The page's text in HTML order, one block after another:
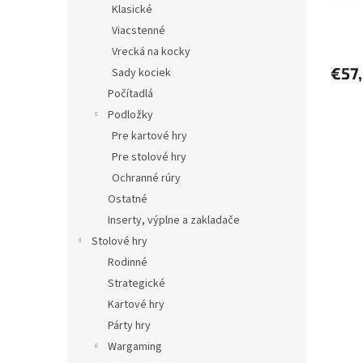
Klasické
Viacstenné
Vrecká na kocky
Sady kociek
Počítadlá
Podložky
Pre kartové hry
Pre stolové hry
Ochranné rúry
Ostatné
Inserty, výplne a zakladače
Stolové hry
Rodinné
Strategické
Kartové hry
Párty hry
Wargaming